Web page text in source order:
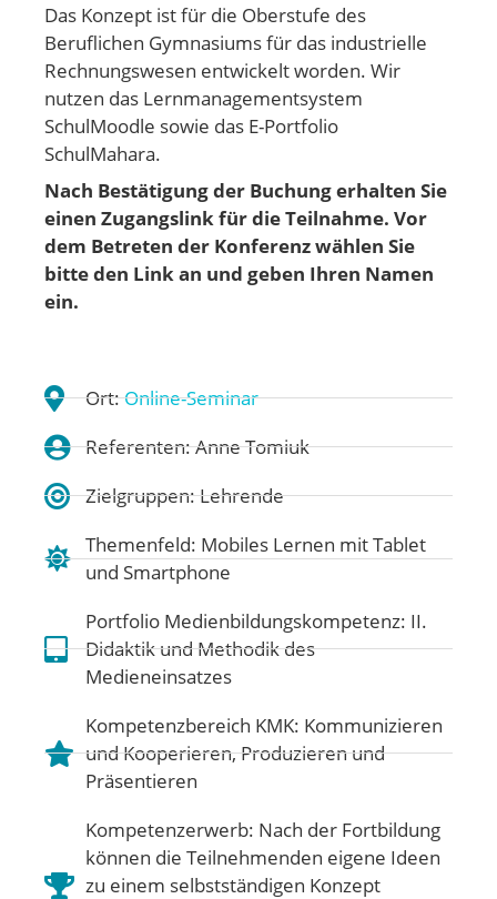
Das Konzept ist für die Oberstufe des
Beruflichen Gymnasiums für das industrielle
Rechnungswesen entwickelt worden. Wir
nutzen das Lernmanagementsystem
SchulMoodle sowie das E-Portfolio
SchulMahara.
Nach Bestätigung der Buchung erhalten Sie
einen Zugangslink für die Teilnahme. Vor
dem Betreten der Konferenz wählen Sie
bitte den Link an und geben Ihren Namen
ein.
Ort:Online-Seminar
Referenten: Anne Tomiuk
Zielgruppen: Lehrende
Themenfeld: Mobiles Lernen mit Tablet
und Smartphone
Portfolio Medienbildungskompetenz: II.
Didaktik und Methodik des
Medieneinsatzes
Kompetenzbereich KMK: Kommunizieren
und Kooperieren,Produzieren und
Präsentieren
Kompetenzerwerb: Nach der Fortbildung
können die Teilnehmenden eigene Ideen
zu einem selbstständigen Konzept